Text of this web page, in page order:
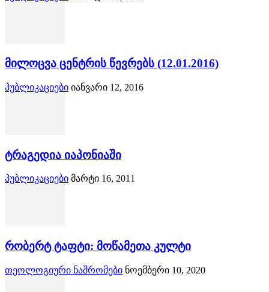
მილოცვა ცენტრის წევრებს (12.01.2016)
პუბლიკაციები იანვარი 12, 2016
ტრაგედია იაპონიაში
პუბლიკაციები მარტი 16, 2011
რობერტ ტაფტი: მოწამეთა კულტი
თეოლოგიური ნაშრომები ნოემბერი 10, 2020